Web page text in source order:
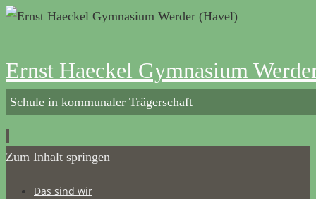
Ernst Haeckel Gymnasium
Schule in kommunaler Trägerschaft
Zum Inhalt springen
Das sind wir